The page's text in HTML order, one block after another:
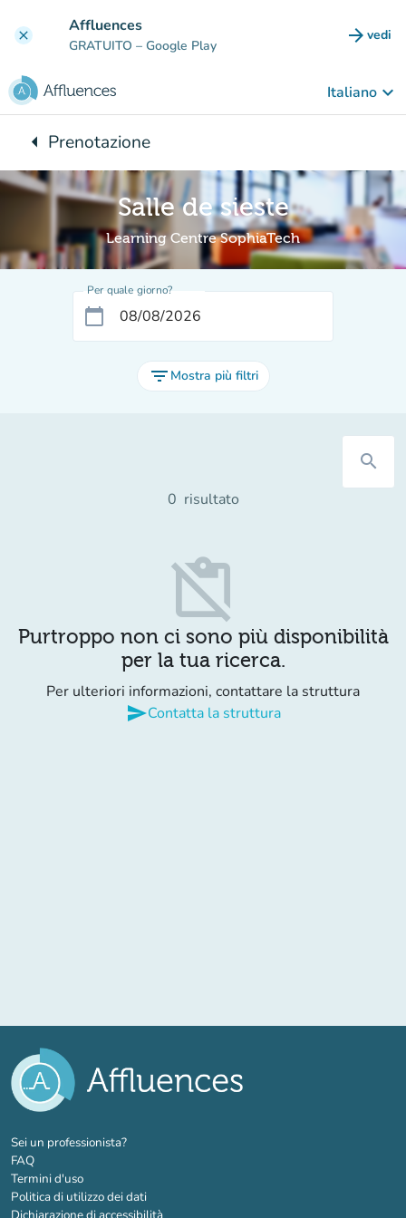
clear Affluences
GRATUITO – Google Play arrow_forward vedi
Italiano keyboard_arrow_down
arrow_leftTorna a:
Prenotazione
Salle de sieste
Learning Centre SophiaTech
Per quale giorno?
calendar_today
filter_list Mostra più filtri
search
0 risultato
content_paste_off
Purtroppo non ci sono più disponibilità
per la tua ricerca.
Per ulteriori informazioni, contattare la struttura
sendContatta la struttura
Sei un professionista?(nuova scheda)
FAQ
Termini d'uso
Politica di utilizzo dei dati